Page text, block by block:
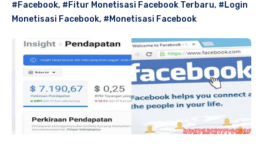
#Facebook, #Fitur Monetisasi Facebook Terbaru, #Login
Monetisasi Facebook, #Monetisasi Facebook